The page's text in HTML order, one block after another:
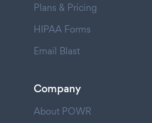
Plans & Pricing
HIPAA Forms
Email Blast
Company
About POWR